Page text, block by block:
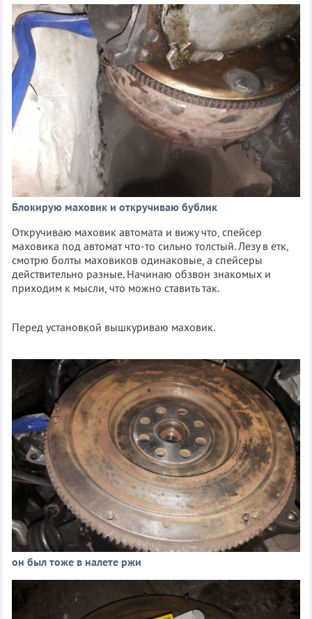
Блокирую маховик и откручиваю бублик
Откручиваю маховик автомата и вижу что, спейсер
маховика под автомат что-то сильно толстый. Лезу в етк,
смотрю болты маховиков одинаковые, а спейсеры
действительно разные. Начинаю обзвон знакомых и
приходим к мысли, что можно ставить так.
Перед установкой вышкуриваю маховик.
он был тоже в налете ржи